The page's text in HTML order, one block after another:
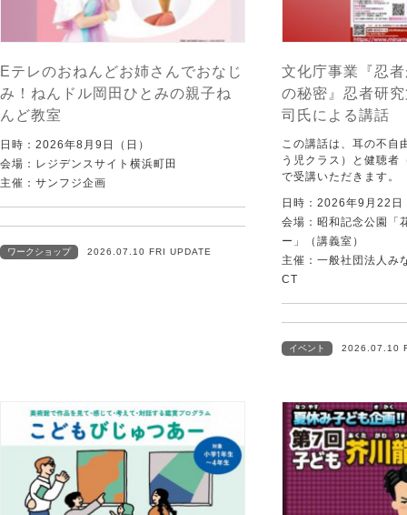
Eテレのおねんどお姉さんでおなじ
み！ねんドル岡田ひとみの親子ね
んど教室
日時：2026年8月9日（日）
会場：レジデンスサイト横浜町田
主催：サンフジ企画
ワークショップ 2026.07.10 FRI UPDATE
文化庁事業『忍
の秘密』忍者研
司氏による講話
この講話は、耳の不自
う児クラス）と健聴者
で受講いただきます。
日時：2026年9月22日
会場：昭和記念公園「
ー」（講義室）
主催：一般社団法人み
CT
イベント 2026.07.10